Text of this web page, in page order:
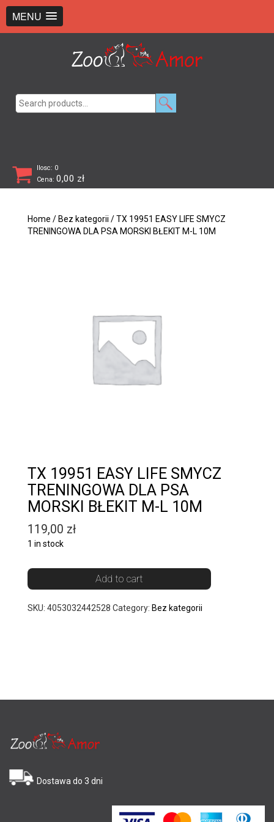
MENU
Ilosc: 0
Cena: 0,00 zł
Home / Bez kategorii / TX 19951 EASY LIFE SMYCZ
TRENINGOWA DLA PSA MORSKI BŁEKIT M-L 10M
TX 19951 EASY LIFE SMYCZ
TRENINGOWA DLA PSA
MORSKI BŁEKIT M-L 10M
119,00 zł
1 in stock
Add to cart
SKU: 4053032442528 Category: Bez kategorii
Dostawa do 3 dni